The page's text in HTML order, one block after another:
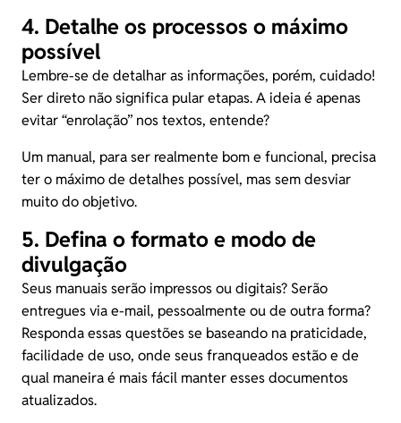
4. Detalhe os processos o máximo
possível
Lembre-se de detalhar as informações, porém, cuidado!
Ser direto não significa pular etapas. A ideia é apenas
evitar “enrolação” nos textos, entende?
Um manual, para ser realmente bom e funcional, precisa
ter o máximo de detalhes possível, mas sem desviar
muito do objetivo.
5. Defina o formato e modo de
divulgação
Seus manuais serão impressos ou digitais? Serão
entregues via e-mail, pessoalmente ou de outra forma?
Responda essas questões se baseando na praticidade,
facilidade de uso, onde seus franqueados estão e de
qual maneira é mais fácil manter esses documentos
atualizados.